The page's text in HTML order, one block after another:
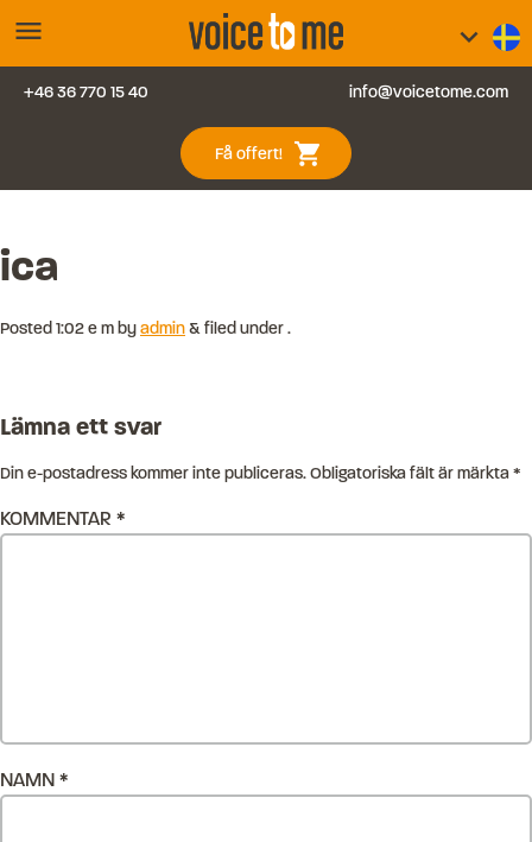
menu
Vanliga frågor
Blogg
keyboard_arrow_down
+46 36 770 15 40 info@voicetome.com
Få offert! shopping_cart
ica
Posted 1:02 e m byadmin&filed under .
Lämna ett svar
Din e-postadress kommer inte publiceras.Obligatoriska fält är märkta*
KOMMENTAR *
NAMN *